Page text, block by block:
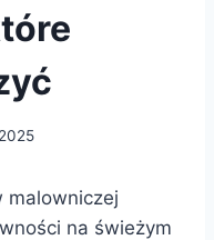
malowniczej
na świeżym